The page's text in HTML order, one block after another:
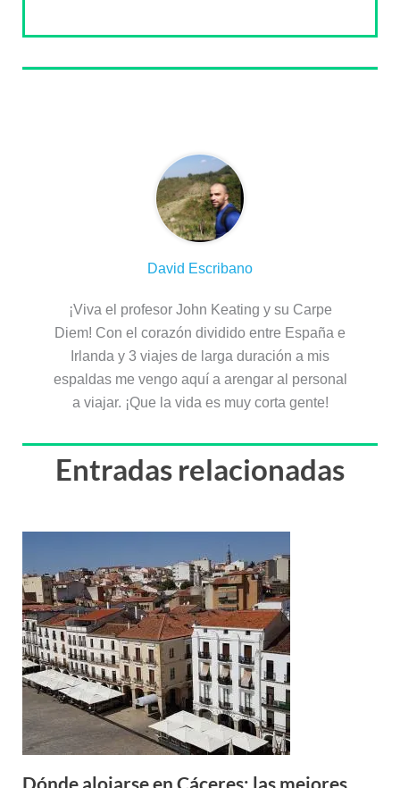
David Escribano
¡Viva el profesor John Keating y su Carpe
Diem! Con el corazón dividido entre España e
Irlanda y 3 viajes de larga duración a mis
espaldas me vengo aquí a arengar al personal
a viajar. ¡Que la vida es muy corta gente!
Entradas relacionadas
Dónde alojarse en Cáceres: las mejores